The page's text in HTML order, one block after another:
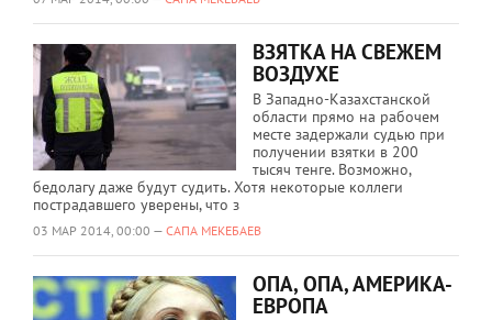
ВЗЯТКА НА СВЕЖЕМ
ВОЗДУХЕ
В Западно-Казахстанской
области прямо на рабочем
месте задержали судью при
получении взятки в 200
тысяч тенге. Возможно,
бедолагу даже будут судить. Хотя некоторые коллеги
пострадавшего уверены, что з
03 МАР 2014, 00:00 — САПА МЕКЕБАЕВ
ОПА, ОПА, АМЕРИКА-
ЕВРОПА